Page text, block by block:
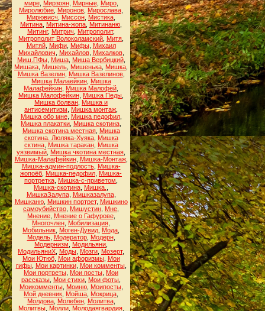
мире, Мирзоян, Мирные, Миро,
Миролюбие Миронов Мирослава
Мирювисч
Миссон Мистика
Митина Митина-жопа Митинаню
Митинг, Митрич Митрополит,
Митрополит Волоколамский Митя
Митяй, Мифи, Мифы, Михаил
Михайлович
Михайлов, Михалков,
Миш.ПФы, Миша, Миша Вербицкий,
Мишака Мишель Мишенька Мишка
Мишка Вазелин, Мишка Вазелинов,
Мишка Малаейкин, Мишка
Малафейкин Мишка Малофей
Мишка Малофейкин Мишка Педы
Мишка болван Мишка и
антисемитизм
Мишка монтаж
Мишка обо мне, Мишка педофил,
Мишка плакатки Мишка скотина
Мишка скотина местная, Мишка
скотина. Люляка-Хуяка, Мишка
сктина, Мишка таракан, Мишка
уязвимый Мишка чкотина местная
Мишка-Малафейкин, Мишка-Монтаж,
Мишка-админ-подлость, Мишка-
жопоёб Мишка-педофил Мишка-
портретка Мишка-с-приветом
Мишка-скотина Мишка.
МишкаЗалупа, Мишказалупа,
Мишканю, Мишкин портрет, Мишкино
самоубийство Мишустин Мне
Мнение, Мнение о Гафурове,
Многочлен Мобилизация
Мобильник Моген-Дувид Мода
Модель, Модератор, Модерн,
Модернизм
Модильяни
МодильяниХ Моды Мозги Мозерт,
Мои Ютюб, Мои афоризмы, Мои
гифы, Мои картинки, Мои комменты,
Мои портреты Мои посты Мои
рассказы Мои стихи Мои фоты
Моикомменты, Моиню, Моипосты,
Мой дневник Мойша Мокрица
Молдова, Молебен, Молитва,
Молитвы, Молли, Молодаягвардия,